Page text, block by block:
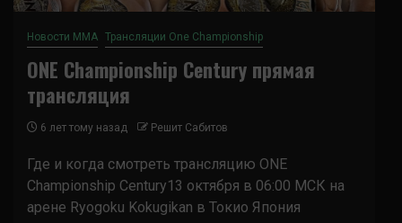
Новости ММА Трансляции One Championship
ONE Championship Century прямая
трансляция
6 лет тому назад Решит Сабитов
Где и когда смотреть трансляцию ONE
Championship Century13 октября в 06:00 МСК на
арене Ryogoku Kokugikan в Токио Япония